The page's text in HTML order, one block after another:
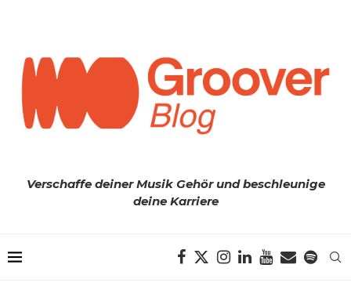
Verschaffe deiner Musik Gehör und beschleunige
deine Karriere